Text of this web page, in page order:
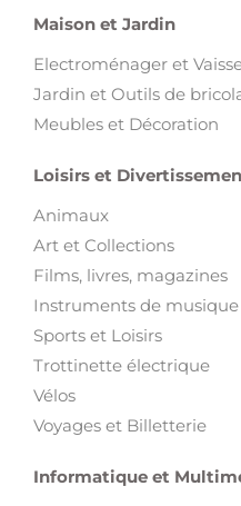
Maison et Jardin
Electroménager et
Jardin et Outils de
Meubles et Décoration
Loisirs et
Animaux
Art et Collections
Films, livres, magazines
Instruments de musique
Sports et Loisirs
Trottinette électrique
Vélos
Voyages et Billetterie
Informatique et